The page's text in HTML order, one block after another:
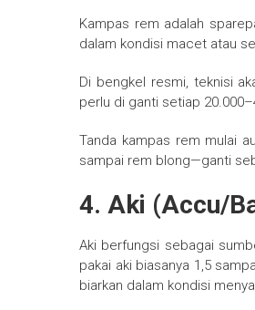
Kampas rem adalah
dalam kondisi macet atau
Di bengkel resmi, teknisi
perlu di ganti setiap
Tanda kampas rem mulai
sampai rem blong—ganti
4. Aki (Accu/
Aki berfungsi sebagai
pakai aki biasanya 1,5
biarkan dalam kondisi